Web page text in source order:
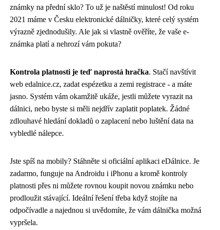
známky na přední sklo? To už je naštěstí minulost! Od roku
2021 máme v Česku elektronické dálničky, které celý systém
výrazně zjednodušily. Ale jak si vlastně ověříte, že vaše e-
známka platí a nehrozí vám pokuta?
Kontrola platnosti je teď naprostá hračka. Stačí navštívit
web edalnice.cz, zadat espézetku a zemi registrace - a máte
jasno. Systém vám okamžitě ukáže, jestli můžete vyrazit na
dálnici, nebo byste si měli nejdřív zaplatit poplatek. Žádné
zdlouhavé hledání dokladů o zaplacení nebo luštění data na
vybledlé nálepce.
Jste spíš na mobily? Stáhněte si oficiální aplikaci eDálnice. Je
zadarmo, funguje na Androidu i iPhonu a kromě kontroly
platnosti přes ni můžete rovnou koupit novou známku nebo
prodloužit stávající. Ideální řešení třeba když stojíte na
odpočívadle a najednou si uvědomíte, že vám dálnička možná
vypršela.